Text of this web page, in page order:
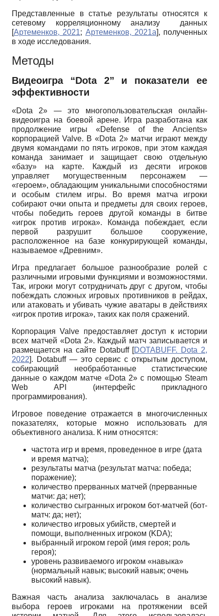
Представленные в статье результаты относятся к
сетевому корреляционному анализу данных
[Артеменков, 2021; Артеменков, 2021а], полученных
в ходе исследования.
Методы
Видеоигра “Dota2” и показатели ее
эффективности
«Dota 2» — это многопользовательская онлайн-
видеоигра на боевой арене. Игра разработана как
продолжение игры «Defense of the Ancients»
корпорациейValve. В «Dota 2» матчи играют между
двумя командами по пять игроков, при этом каждая
команда занимает и защищает свою отдельную
«базу» на карте. Каждый из десяти игроков
управляет могущественным персонажем —
«героем», обладающим уникальными способностями
и особым стилем игры. Во время матча игроки
собирают очки опыта и предметы для своих героев,
чтобы победить героев другой команды в битве
«игрок против игрока». Команда побеждает, если
первой разрушит большое сооружение,
расположенное на базе конкурирующей команды,
называемое «Древним».
Игра предлагает большое разнообразие ролей с
различными игровыми функциями и возможностями.
Так, игроки могут сотрудничать друг с другом, чтобы
побеждать сложных игровых противников в рейдах,
или атаковать и убивать чужие аватары в действиях
«игрок против игрока», таких как поля сражений.
Корпорация Valve предоставляет доступ к истории
всех матчей «Dota 2». Каждый матч записывается и
размещается на сайте Dotabuff [DOTABUFF. Dota 2,
2022]. Dotabuff — это сервис с открытым доступом,
собирающий необработанные статистические
данные о каждом матче «Dota 2» с помощью Steam
Web
API
(интерфейс прикладного
программирования).
Игровое поведение отражается в многочисленных
показателях, которые можно использовать для
объективного анализа. К ним относятся:
частота игр и время, проведенное в игре (дата
и время матча);
результаты матча (результат матча: победа;
поражение);
количество прерванных матчей (прерванные
матчи: да; нет);
количество сыгранных игроком бот-матчей (бот-
матч: да; нет);
количество игровых убийств, смертей и
помощи, выполненных игроком (KDA);
выбранный игроком герой (имя героя; роль
героя);
уровень развиваемого игроком «навыка»
(нормальный навык; высокий навык; очень
высокий навык).
Важная часть анализа заключалась в анализе
выбора героев игроками на протяжении всей